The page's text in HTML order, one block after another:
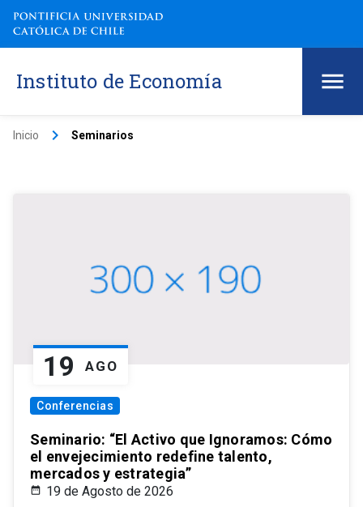
Instituto de Economía
Inicio keyboard_arrow_right Seminarios
19 AGO
Conferencias
Seminario: “El Activo que Ignoramos: Cómo
el envejecimiento redefine talento,
mercados y estrategia”
19 de Agosto de 2026